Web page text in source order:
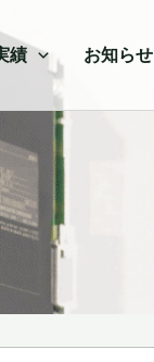
績 お知らせ